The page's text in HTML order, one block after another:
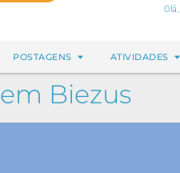
Olá,
POSTAGENS ATIVIDADES
Biezus